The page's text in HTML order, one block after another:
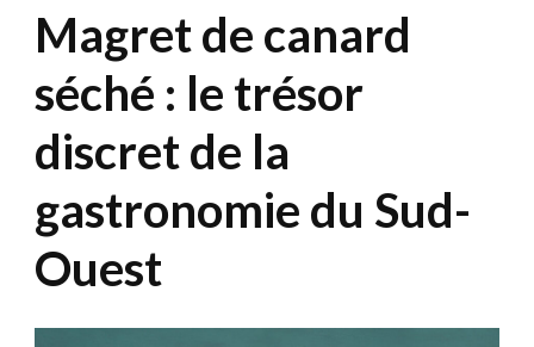
Magret de canard
séché : le trésor
discret de la
gastronomie du Sud-
Ouest